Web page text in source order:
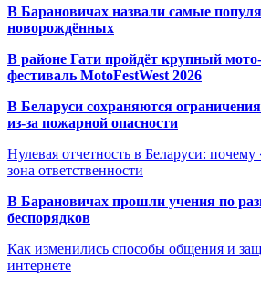
В Барановичах назвали самые
новорождённых
В районе Гати пройдёт крупный
фестиваль MotoFestWest 2026
В Беларуси сохраняются
из-за пожарной опасности
Нулевая отчетность в Беларуси:
зона ответственности
В Барановичах прошли учения по
беспорядков
Как изменились способы общения и
интернете